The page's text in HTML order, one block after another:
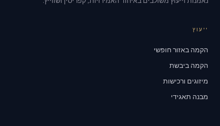
ייעוץ
הקמה באזור חופשי
הקמה ביבשת
מיזוגים ורכישות
מבנה תאגידי